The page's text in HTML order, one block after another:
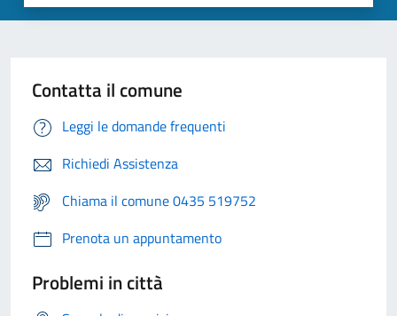
Contatta il comune
Leggi le domande frequenti
Richiedi Assistenza
Chiama il comune 0435 519752
Prenota un appuntamento
Problemi in città